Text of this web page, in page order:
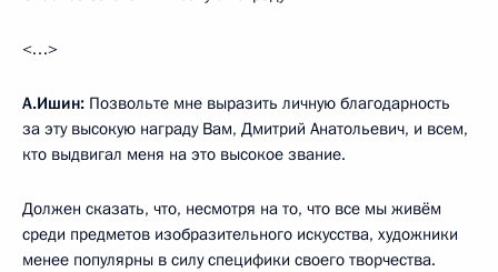
<…>
А.Ишин: Позвольте мне выразить личную благодарность
за эту высокую награду Вам, Дмитрий Анатольевич, и всем,
кто выдвигал меня на это высокое звание.
Должен сказать, что, несмотря на то, что все мы живём
среди предметов изобразительного искусства, художники
менее популярны в силу специфики своего творчества.